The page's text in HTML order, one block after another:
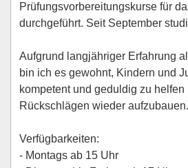
Prüfungsvorbereitungskurse für
durchgeführt. Seit September
Aufgrund langjähriger Erfahrung
bin ich es gewohnt, Kindern und
kompetent und geduldig zu helfen
Rückschlägen wieder aufzubauen.
Verfügbarkeiten:
- Montags ab 15 Uhr